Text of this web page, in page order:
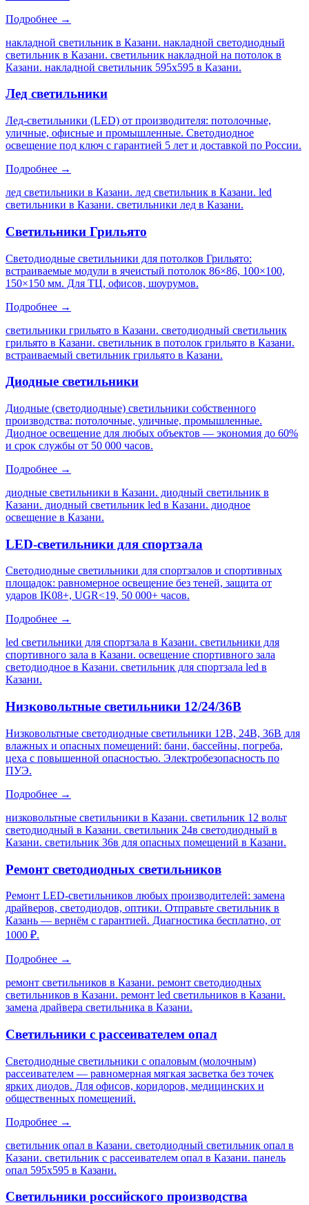
Подробнее →
накладной светильник в Казани. накладной светодиодный
светильник в Казани. светильник накладной на потолок в
Казани. накладной светильник 595х595 в Казани.
Лед светильники
Лед-светильники (LED) от производителя: потолочные,
уличные, офисные и промышленные. Светодиодное
освещение под ключ с гарантией 5 лет и доставкой по России.
Подробнее →
лед светильники в Казани. лед светильник в Казани. led
светильники в Казани. светильники лед в Казани.
Светильники Грильято
Светодиодные светильники для потолков Грильято:
встраиваемые модули в ячеистый потолок 86×86, 100×100,
150×150 мм. Для ТЦ, офисов, шоурумов.
Подробнее →
светильники грильято в Казани. светодиодный светильник
грильято в Казани. светильник в потолок грильято в Казани.
встраиваемый светильник грильято в Казани.
Диодные светильники
Диодные (светодиодные) светильники собственного
производства: потолочные, уличные, промышленные.
Диодное освещение для любых объектов — экономия до 60%
и срок службы от 50 000 часов.
Подробнее →
диодные светильники в Казани. диодный светильник в
Казани. диодный светильник led в Казани. диодное
освещение в Казани.
LED-светильники для спортзала
Светодиодные светильники для спортзалов и спортивных
площадок: равномерное освещение без теней, защита от
ударов IK08+, UGR<19, 50 000+ часов.
Подробнее →
led светильники для спортзала в Казани. светильники для
спортивного зала в Казани. освещение спортивного зала
светодиодное в Казани. светильник для спортзала led в
Казани.
Низковольтные светильники 12/24/36В
Низковольтные светодиодные светильники 12В, 24В, 36В для
влажных и опасных помещений: бани, бассейны, погреба,
цеха с повышенной опасностью. Электробезопасность по
ПУЭ.
Подробнее →
низковольтные светильники в Казани. светильник 12 вольт
светодиодный в Казани. светильник 24в светодиодный в
Казани. светильник 36в для опасных помещений в Казани.
Ремонт светодиодных светильников
Ремонт LED-светильников любых производителей: замена
драйверов, светодиодов, оптики. Отправьте светильник в
Казань — вернём с гарантией. Диагностика бесплатно, от
1000 ₽.
Подробнее →
ремонт светильников в Казани. ремонт светодиодных
светильников в Казани. ремонт led светильников в Казани.
замена драйвера светильника в Казани.
Светильники с рассеивателем опал
Светодиодные светильники с опаловым (молочным)
рассеивателем — равномерная мягкая засветка без точек
ярких диодов. Для офисов, коридоров, медицинских и
общественных помещений.
Подробнее →
светильник опал в Казани. светодиодный светильник опал в
Казани. светильник с рассеивателем опал в Казани. панель
опал 595х595 в Казани.
Светильники российского производства